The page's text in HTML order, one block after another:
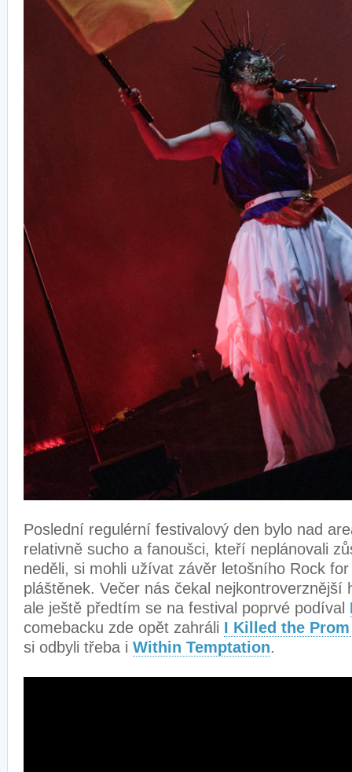
Poslední regulérní festivalový den bylo nad
relativně sucho a fanoušci, kteří neplánovali
neděli, si mohli užívat závěr letošního Rock
pláštěnek. Večer nás čekal nejkontroverznější
ale ještě předtím se na festival poprvé podíval
comebacku zde opět zahráli I Killed the
si odbyli třeba i Within Temptation.